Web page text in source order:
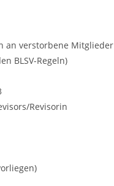
an verstorbene Mitglieder
BLSV-Regeln)
Revisorin